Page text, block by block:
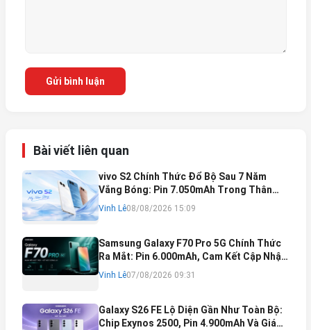
Gửi bình luận
Bài viết liên quan
vivo S2 Chính Thức Đổ Bộ Sau 7 Năm
Vắng Bóng: Pin 7.050mAh Trong Thân
Máy Mỏng Nhẹ Khó Tin
Vinh Lê08/08/2026 15:09
Samsung Galaxy F70 Pro 5G Chính Thức
Ra Mắt: Pin 6.000mAh, Cam Kết Cập Nhật
Phần Mềm 6 Năm
Vinh Lê07/08/2026 09:31
Galaxy S26 FE Lộ Diện Gần Như Toàn Bộ:
Chip Exynos 2500, Pin 4.900mAh Và Giá